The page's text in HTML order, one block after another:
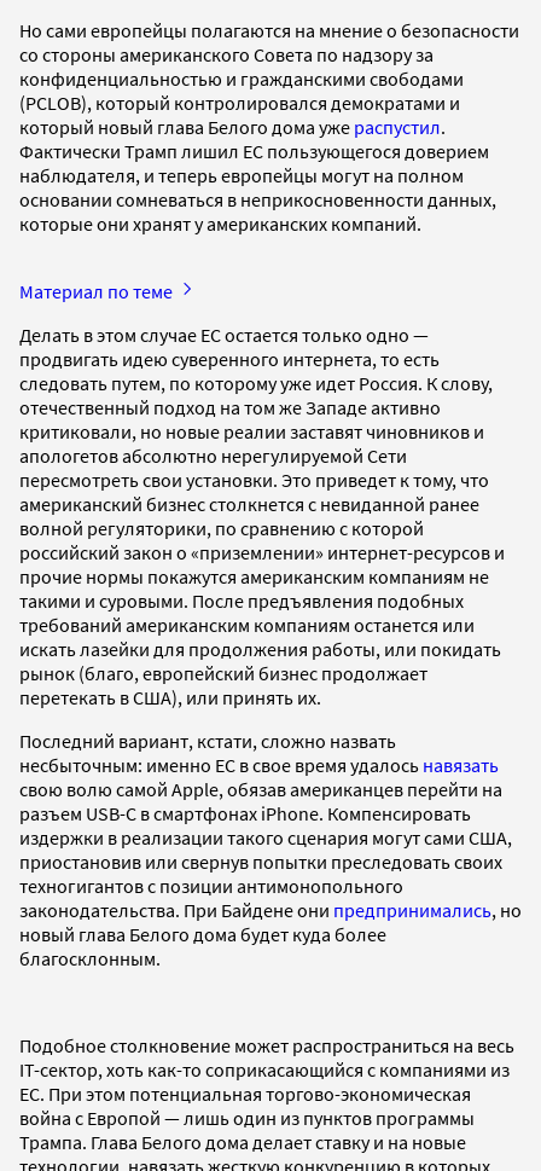
Но сами европейцы полагаются на мнение о безопасности
со стороны американского Совета по надзору за
конфиденциальностью и гражданскими свободами
(PCLOB), который контролировался демократами и
который новый глава Белого дома уже распустил.
Фактически Трамп лишил ЕС пользующегося доверием
наблюдателя, и теперь европейцы могут на полном
основании сомневаться в неприкосновенности данных,
которые они хранят у американских компаний.
Материал по теме
Делать в этом случае ЕС остается только одно —
продвигать идею суверенного интернета, то есть
следовать путем, по которому уже идет Россия. К слову,
отечественный подход на том же Западе активно
критиковали, но новые реалии заставят чиновников и
апологетов абсолютно нерегулируемой Сети
пересмотреть свои установки. Это приведет к тому, что
американский бизнес столкнется с невиданной ранее
волной регуляторики, по сравнению с которой
российский закон о «приземлении» интернет-ресурсов и
прочие нормы покажутся американским компаниям не
такими и суровыми. После предъявления подобных
требований американским компаниям останется или
искать лазейки для продолжения работы, или покидать
рынок (благо, европейский бизнес продолжает
перетекать в США), или принять их.
Последний вариант, кстати, сложно назвать
несбыточным: именно ЕС в свое время удалось навязать
свою волю самой Apple, обязав американцев перейти на
разъем USB-C в смартфонах iPhone. Компенсировать
издержки в реализации такого сценария могут сами США,
приостановив или свернув попытки преследовать своих
техногигантов с позиции антимонопольного
законодательства. При Байдене они предпринимались, но
новый глава Белого дома будет куда более
благосклонным.
Подобное столкновение может распространиться на весь
IT-сектор, хоть как-то соприкасающийся с компаниями из
ЕС. При этом потенциальная торгово-экономическая
война с Европой — лишь один из пунктов программы
Трампа. Глава Белого дома делает ставку и на новые
технологии, навязать жесткую конкуренцию в которых